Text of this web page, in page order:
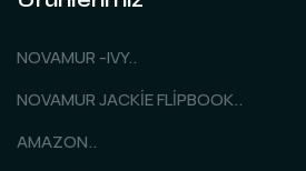
NOVAMUR -IVY..
NOVAMUR JACKİE FLİPBOOK..
AMAZON..